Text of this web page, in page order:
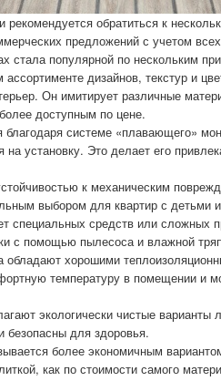
рекомендуется обратиться к
предложений с учетом
стала популярной по нескольким
дизайнов, текстур и
Он имитирует различные
доступным по цене.
благодаря системе «плавающего»
на установку. Это делает его
к механическим
выбором для квартир с
специальных средств или сложных
с помощью пылесоса и влажной
хорошими
температуру в помещении и
экологически чистые варианты
для здоровья.
более экономичным
как по стоимости самого